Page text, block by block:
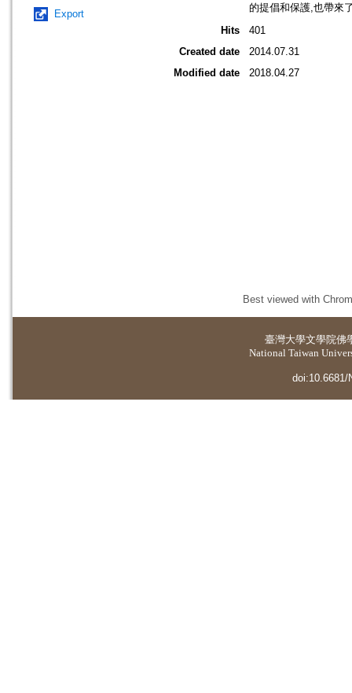
Export
的提倡和保護,也帶來
Hits
401
Created date
2014.07.31
Modified date
2018.04.27
Best viewed with
臺灣大學文學院佛
National Taiwan
doi:10.6681/